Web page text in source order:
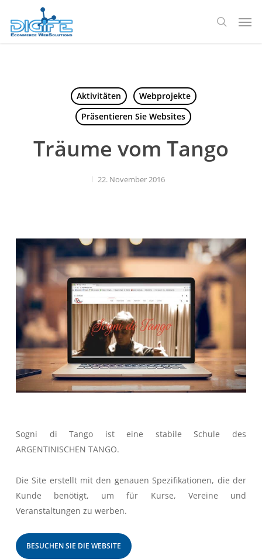
Hauptinhalt
springen
Suche
Aktivitäten
Webprojekte
Präsentieren Sie Websites
Träume vom Tango
22. November 2016
Sogni di Tango ist eine stabile Schule des
ARGENTINISCHEN TANGO.
Die Site erstellt mit den genauen Spezifikationen, die der
Kunde benötigt, um für Kurse, Vereine und
Veranstaltungen zu werben.
BESUCHEN SIE DIE WEBSITE